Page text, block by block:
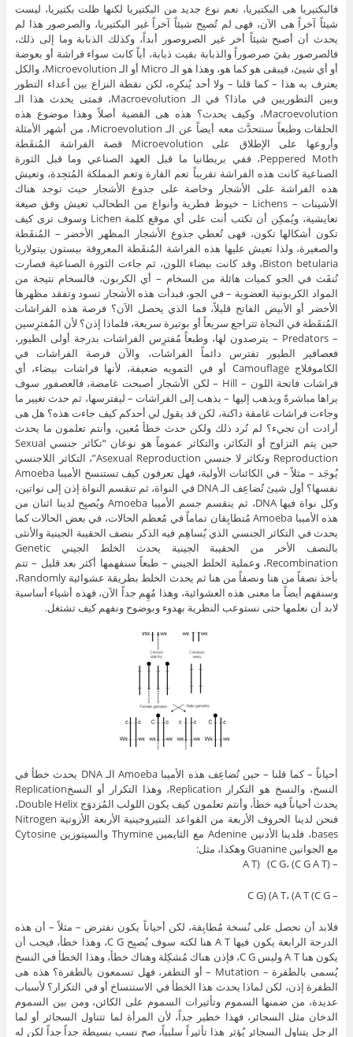
فالبكتيريا هى البكتيريا، نعم نوع جديد من البكتيريا لكنها ظلت بكتيريا، ليست
شيئاً آخراً هى الآن، فهى لم تُصبِح شيئاً آخراً غير البكتيريا، والصرصور هذا لم
يحدث أن أصبح شيئاً أخر غير الصروصور أبداً، وكذلك الذبابة وما إلى ذلك،
فالصرصور بقيَ صرصوراً والذبابة بقيت ذبابة، أياً كانت سواء فراشة أو بعوضة
أو أي شيئ، فيبقى هو كما هو، وهذا هو الـ Micro أو الـ Microevolution، والكل
يعترف به هذا – كما قلنا – ولا أحد يُنكرِه، لكن نقطة النزاع بين أعداء التطور
وبين التطوريين في ماذا؟ في الـ Macroevolution، فمتى يحدث هذا الـ
Macroevolution، وكيف يحدث؟ هذه هى القضية أصلاً وهذا موضوع هذه
الحلقات وطبعاً سنتحدَّث معه أيضاً عن الـ Microevolution، من أشهر الأمثلة
وأروعها على الإطلاق على Microevolution قصة الفراشة المُنقَطة
Peppered Moth، ففي بريطانيا ما قبل العهد الصناعي وما قبل الثورة
الصناعية كانت هذه الفراشة تقريباً تعم القارة وتعم المملكة المُتحِدة، وتعيش
هذه الفراشة على الأشجار وخاصة على جذوع الأشجار حيث توجد هناك
الأشينات – Lichens – خيوط فطرية وأنواع من الطحالب تعيش وفق صيغة
تعايشية، ويُمكِن أن تكتب أنت على أي موقع كلمة Lichen وسوف ترى كيف
تكون أشكالها تكون، فهى تُعطي جذوع الأشجار المظهر الأخضر – المُنقَطة
والصغيرة، ولذا تعيش عليها هذه الفراشة المُنقَطة المعروفة بيستون بيتولاريا
Biston betularia، وقد كانت بيضاء اللون، ثم جاءت الثورة الصناعية فصارت
تُنفَث في الجو كميات هائلة من السخام – أي الكربون، فالسخام نتيجة من
المواد الكربونية العضوية – في الجو، فبدأت هذه الأشجار تسود وتفقد مظهرها
الأخضر أو الأبيض الفاتح قليلاً، فما الذي يحصل الآن؟ فرصة هذه الفراشات
المُنقَطة في النجاة تتراجع سريعاً أو بوتيرة سريعة، فلماذا إذن؟ لأن المُفترِسين
– Predators – يترصدون لها، وطبعاً مُفترِس الفراشات بدرجة أولى الطيور،
فعصافير الطيور تفترس دائماً الفراشات، والآن فرصة الفراشات في
الكاموفلاج Camouflage أو في التمويه ضعيفة، لأنها فراشات بيضاء، أي
فراشات فاتحة اللون – Hill – لكن الأشجار أصبحت غامضة، فالعصفور سوف
يراها مباشرةً ويذهب إليها – يذهب إلى الفراشات – ليفترسها، ثم حدث تغيير ما
وجاءت فراشات غامقة داكنة، لكن قد يقول لي أحدكم كيف جاءت هذه؟ هل هى
أرادت أن تجيء؟ لم تُرد ذلك ولكن حدث خطأ مُعين، وأنتم تعلمون ما يحدث
حين يتم التزاوج أو التكاثر، والتكاثر عموماً هو نوعان “تكاثر جنسي Sexual
Reproduction وتكاثر لا جنسي Asexual Reproduction”، التكاثر اللاجنسي
يُوجَد – مثلاً – في الكائنات الأولية، فهل تعرفون كيف تستنسخ الأميبا Amoeba
نفسها؟ أول شيئ تُضاعِف الـ DNA في النواة، ثم تنقسم النواة إذن إلى نواتين،
وكل نواة فيها DNA، ثم ينقسم جسم الأميبا Amoeba ويُصبِح لدينا اثنان من
هذه الأميبا Amoeba مُتطابِقان تماماً في مُعظم الحالات، في بعض الحالات كما
يحدث في التكاثر الجنسي الذي يُساهِم فيه الذكر بنصف الحقيبة الجينية والأنثى
بالنصف الأخر من الحقيبة الجينية يحدث الخلط الجيني Genetic
Recombination، وعملية الخلط الجيني – طبعاً سنفهمها أكثر بعد قليل – تتم
بأخذ نصفاً من هنا ونصفاً من هنا ثم يحدث الخلط بطريقة عشوائية Randomly،
وسنفهم أيضاً ما معنى هذه العشوائية، وهذا مُهِم جداً الآن، فهذه أشياء أساسية
لابد أن نعلمها حتى نستوعب النظرية بهدوء وبوضوح ونفهم كيف تشتغل.
أحياناً – كما قلنا – حين تُضاعِف هذه الأميبا Amoeba الـ DNA يحدث خطأ في
النسخ، والنسخ هو التكرار Replication، وهذا التكرار أو النسخReplication
يحدث أحياناً فيه خطأ، وأنتم تعلمون كيف يكون اللولب المُزدوَج Double Helix،
فنحن لدينا الحروف الأربعة من القواعد النتيروجينية الأربعة الأزوتية Nitrogen
bases، فلدينا الأدنين Adenine مع الثايمين Thymine والسيتوزين Cytosine
مع الجوانين Guanine وهكذا، مثل:
– A T) (C G، (C G A T)
– C G) (A T، (A T (C G
فلابد أن نحصل على نُسخة مُطابِقة، لكن أحياناً يكون نفترض – مثلاً – أن هذه
الدرجة الرابعة يكون فيها A T هنا لكنه سوف يُصبِح C G، وهذا خطأ، فيجب أن
يكون هنا A T وليس C G، فإذن هناك مُشكِلة وهناك خطأ، وهذا الخطأ في النسخ
يُسمى بالطفرة – Mutation – أو التطفر، فهل تسمعون بالطفرة؟ هذه هى
الطفرة إذن، لكن لماذا يحدث هذا الخطأ في الاستنساخ أو في التكرار؟ لأسباب
عديدة، من ضمنها السموم وتأثيرات السموم على الكائن، ومن بين السموم
الدخان مثل السجائر، فهذا خطير جداً، لأن المرأة لما تتناول السجائر أو لما
الرجل يتناول السجائر يُؤثِر هذا تأثيراً سلبياً، صح نسب بسيطة جداً جداً لكن له